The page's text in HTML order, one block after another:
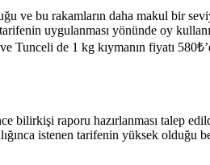
ve bu rakamların daha makul bir
uygulanması yönünde oy
Tunceli de 1 kg kıymanın fiyatı
bilirkişi raporu hazırlanması talep
istenen tarifenin yüksek olduğu